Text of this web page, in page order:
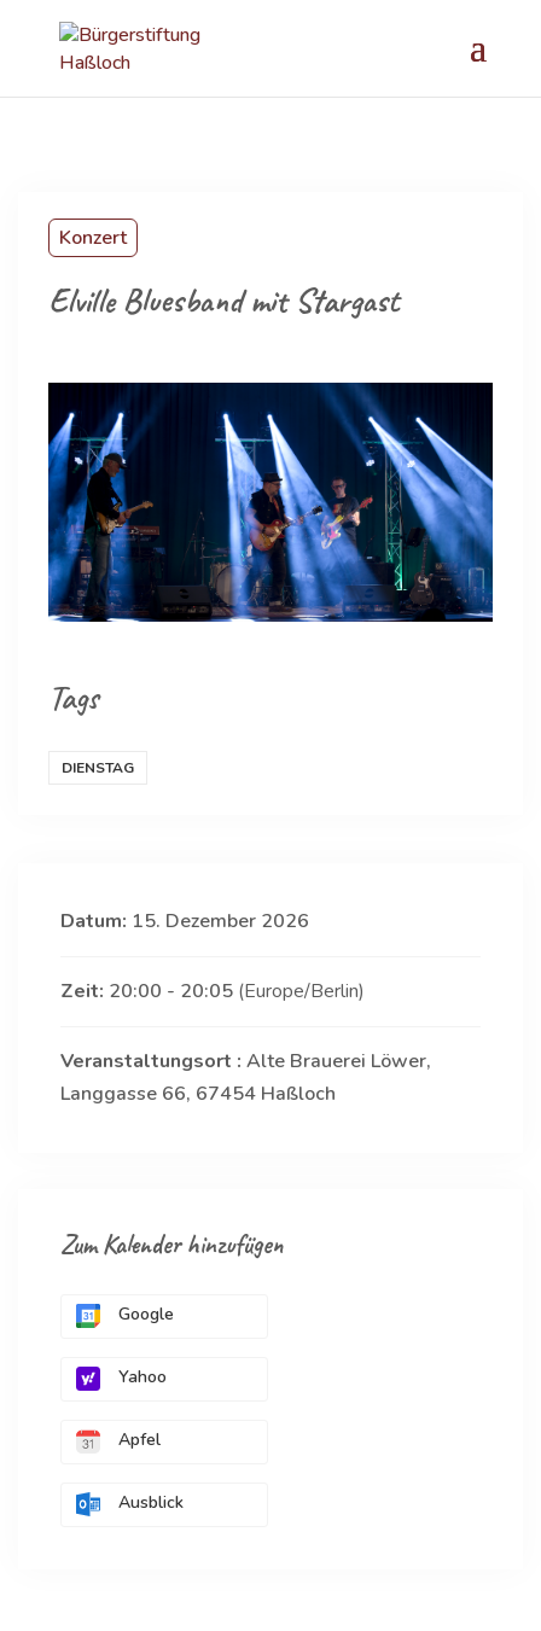
Konzert
Elville Bluesband mit Stargast
Tags
DIENSTAG
Datum: 15. Dezember 2026
Zeit: 20:00 - 20:05 (Europe/Berlin)
Veranstaltungsort : Alte Brauerei Löwer,
Langgasse 66, 67454 Haßloch
Zum Kalender hinzufügen
Google
Yahoo
Apfel
Ausblick